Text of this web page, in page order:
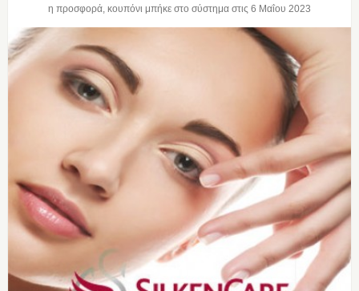
η προσφορά, κουπόνι μπήκε στο σύστημα στις 6 Μαΐου 2023